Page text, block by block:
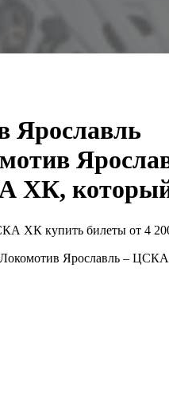
Ярославль
ХК купить билеты от 4
Ярославль –